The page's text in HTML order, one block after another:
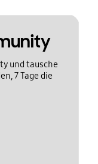
und tausche
7 Tage die